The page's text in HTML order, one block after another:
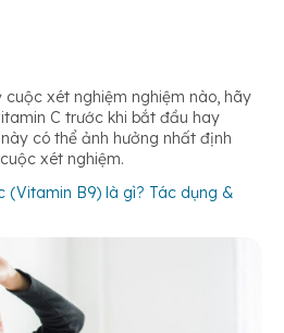
cuộc xét nghiệm nghiệm nào, hãy
C trước khi bắt đầu hay
có thể ảnh hưởng nhất định
xét nghiệm.
(Vitamin B9) là gì? Tác dụng &